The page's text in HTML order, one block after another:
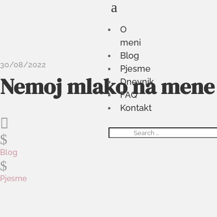
O
meni
Blog
Pjesme
Dnevnik
FAQ
Kontakt
a
30/08/2022
Nemoj mlako na mene

$
Blog
$
Pjesme